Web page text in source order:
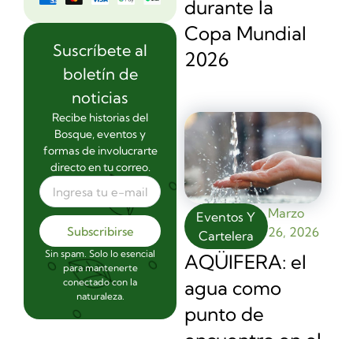
Suscríbete al
boletín de
noticias
Recibe historias del
Bosque, eventos y
formas de involucrarte
directo en tu correo.
Subscribirse
Sin spam. Solo lo esencial
para mantenerte
conectado con la
naturaleza.
durante la
Copa Mundial
2026
Eventos Y
Cartelera
Marzo
26, 2026
AQÜIFERA: el
agua como
punto de